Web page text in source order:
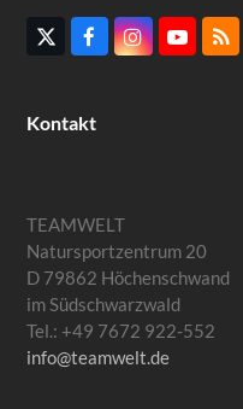
TwitterFacebookInstagram
YouTube
RSS
Kontakt
TEAMWELT
Natursportzentrum 20
D 79862 Höchenschwand
im Südschwarzwald
Tel.: +49 7672 922-552
info@teamwelt.de